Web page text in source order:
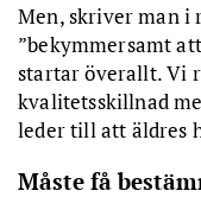
Men, skriver man i
”bekymmersamt
startar överallt. Vi
kvalitetsskillnad
leder till att äldres
Måste få